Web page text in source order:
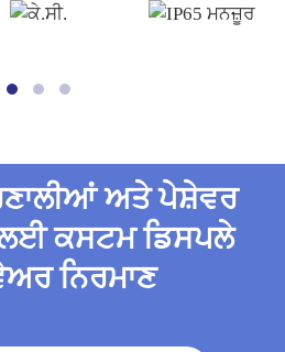
ਅਤੇ ਪੇਸ਼ੇਵਰ
ਕਸਟਮ ਡਿਸਪਲੇ
ਨਿਰਮਾਣ